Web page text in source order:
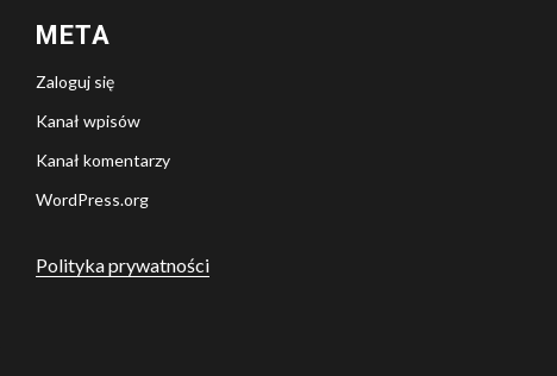
META
Zaloguj się
Kanał wpisów
Kanał komentarzy
WordPress.org
Polityka prywatności